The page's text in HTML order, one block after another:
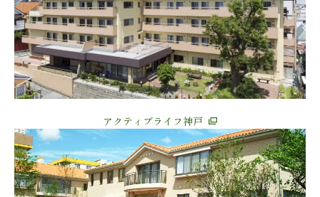
アクティブライフ神戸